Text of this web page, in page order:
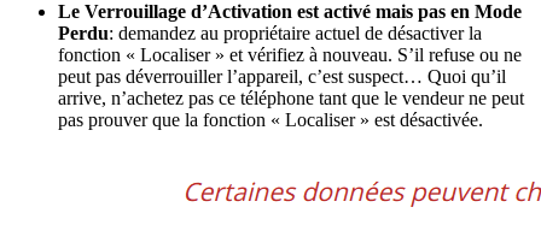
Le Verrouillage d’Activation est activé mais pas en Mode
Perdu: demandez au propriétaire actuel de désactiver la
fonction « Localiser » et vérifiez à nouveau. S’il refuse ou ne
peut pas déverrouiller l’appareil, c’est suspect… Quoi qu’il
arrive, n’achetez pas ce téléphone tant que le vendeur ne peut
pas prouver que la fonction « Localiser » est désactivée.